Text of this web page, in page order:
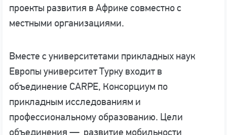
проекты развития в Африке совместно с
местными организациями.
Вместе с университетами прикладных наук
Европы университет Турку входит в
объединение CARPE, Консорциум по
прикладным исследованиям и
профессиональному образованию. Цели
объединения — развитие мобильности